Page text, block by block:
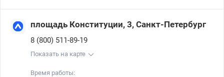
площадь Конституции, 3, Санкт-Петербург
8 (800) 511-89-19
Показать на карте
Время работы: